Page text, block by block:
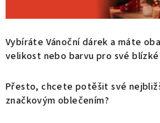
Vybíráte Vánoční dárek a máte
velikost nebo barvu pro své
Přesto, chcete potěšit své
značkovým oblečením?